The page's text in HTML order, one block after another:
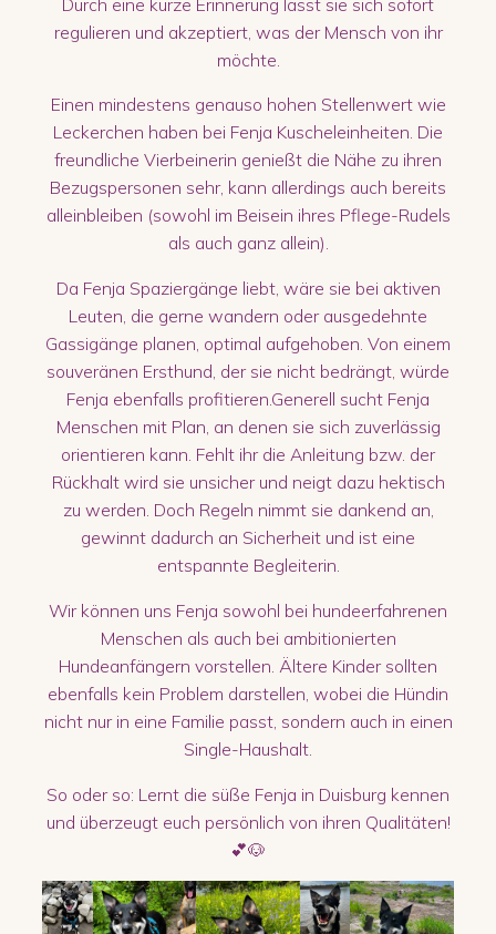
regulieren und akzeptiert, was der Mensch von ihr
möchte.
Einen mindestens genauso hohen Stellenwert wie
Leckerchen haben bei Fenja Kuscheleinheiten. Die
freundliche Vierbeinerin genießt die Nähe zu ihren
Bezugspersonen sehr, kann allerdings auch bereits
alleinbleiben (sowohl im Beisein ihres Pflege-Rudels
als auch ganz allein).
Da Fenja Spaziergänge liebt, wäre sie bei aktiven
Leuten, die gerne wandern oder ausgedehnte
Gassigänge planen, optimal aufgehoben. Von einem
souveränen Ersthund, der sie nicht bedrängt, würde
Fenja ebenfalls profitieren.Generell sucht Fenja
Menschen mit Plan, an denen sie sich zuverlässig
orientieren kann. Fehlt ihr die Anleitung bzw. der
Rückhalt wird sie unsicher und neigt dazu hektisch
zu werden. Doch Regeln nimmt sie dankend an,
gewinnt dadurch an Sicherheit und ist eine
entspannte Begleiterin.
Wir können uns Fenja sowohl bei hundeerfahrenen
Menschen als auch bei ambitionierten
Hundeanfängern vorstellen. Ältere Kinder sollten
ebenfalls kein Problem darstellen, wobei die Hündin
nicht nur in eine Familie passt, sondern auch in einen
Single-Haushalt.
So oder so: Lernt die süße Fenja in Duisburg kennen
und überzeugt euch persönlich von ihren Qualitäten!
💕🐶